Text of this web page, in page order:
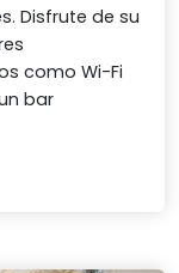
Disfrute de su
como Wi-Fi
bar